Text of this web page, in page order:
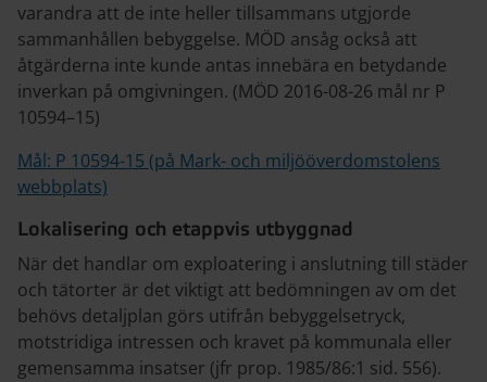
varandra att de inte heller tillsammans utgjorde
sammanhållen bebyggelse. MÖD ansåg också att
åtgärderna inte kunde antas innebära en betydande
inverkan på omgivningen. (MÖD 2016-08-26 mål nr P
10594–15)
Mål: P 10594-15 (på Mark- och miljööverdomstolens
webbplats)
Lokalisering och etappvis utbyggnad
När det handlar om exploatering i anslutning till städer
och tätorter är det viktigt att bedömningen av om det
behövs detaljplan görs utifrån bebyggelsetryck,
motstridiga intressen och kravet på kommunala eller
gemensamma insatser (jfr prop. 1985/86:1 sid. 556).